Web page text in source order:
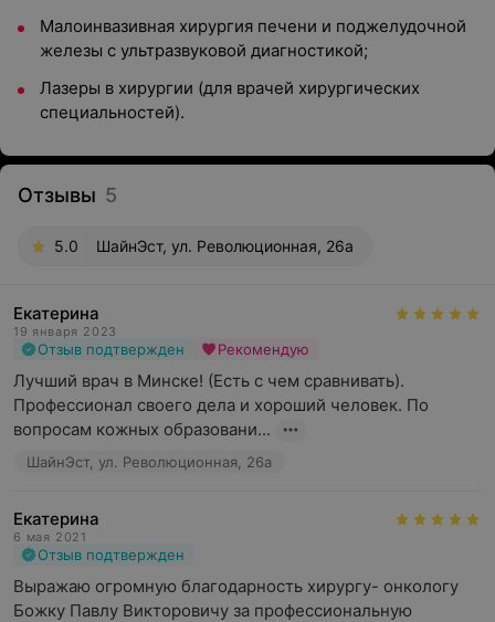
Малоинвазивная хирургия печени и поджелудочной
железы с ультразвуковой диагностикой;
Лазеры в хирургии (для врачей хирургических
специальностей).
Отзывы 5
5.0 ШайнЭст, ул. Революционная, 26а
Екатерина
19 января 2023
Отзыв подтвержден Рекомендую
Лучший врач в Минске! (Есть с чем сравнивать).
Профессионал своего дела и хороший человек. По
вопросам кожных образовани...
ШайнЭст, ул. Революционная, 26а
Екатерина
6 мая 2021
Отзыв подтвержден
Выражаю огромную благодарность хирургу- онкологу
Божку Павлу Викторовичу за профессиональную